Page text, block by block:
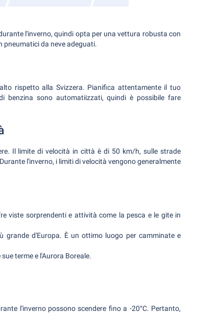
l'inverno, quindi opta per una vettura robusta con
da neve adeguati.
rispetto alla Svizzera. Pianifica attentamente il tuo
benzina sono automatiizzati, quindi è possibile fare
Il limite di velocità in città è di 50 km/h, sulle strade
l'inverno, i limiti di velocità vengono generalmente
viste sorprendenti e attività come la pesca e le gite in
grande d'Europa. È un ottimo luogo per camminate e
terme e l'Aurora Boreale.
l'inverno possono scendere fino a -20°C. Pertanto,